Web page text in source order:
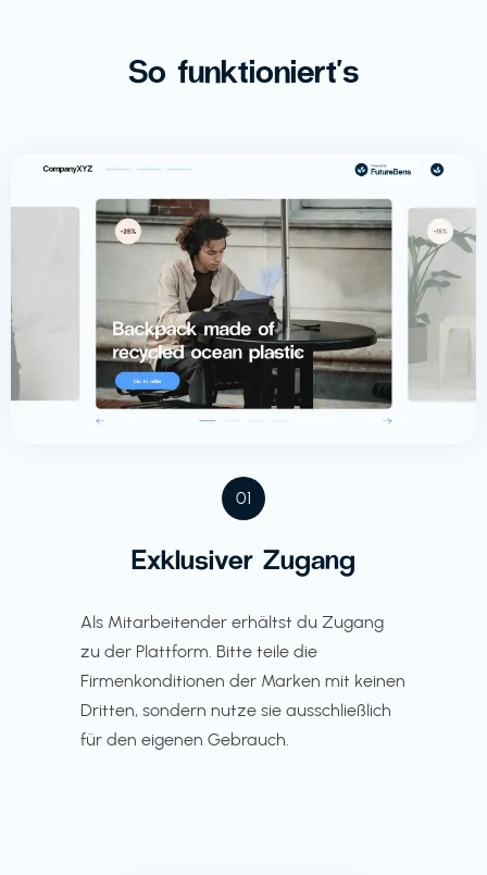
So funktioniert's
01
Exklusiver Zugang
Als Mitarbeitender erhältst du Zugang
zu der Plattform. Bitte teile die
Firmenkonditionen der Marken mit keinen
Dritten, sondern nutze sie ausschließlich
für den eigenen Gebrauch.